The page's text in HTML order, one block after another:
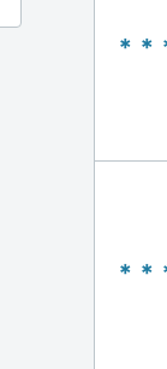
＊＊
＊＊